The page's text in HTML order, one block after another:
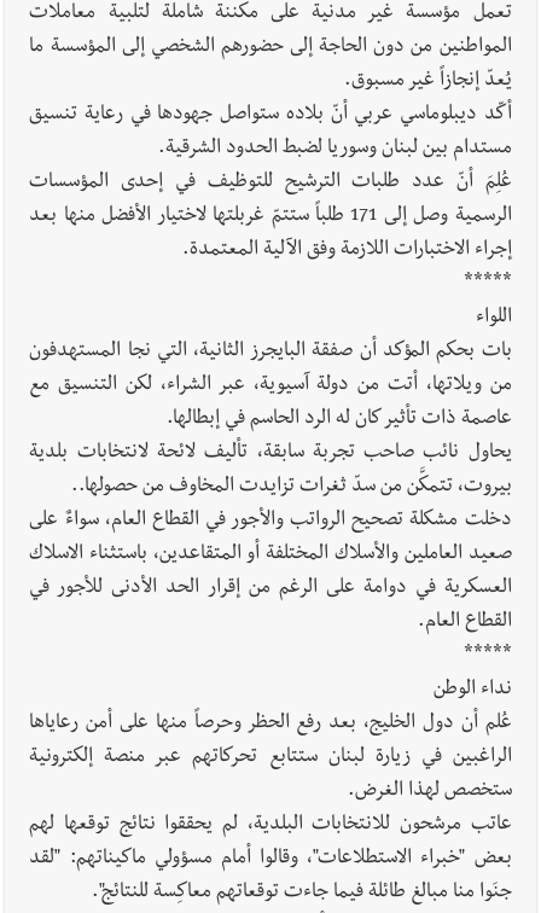
تعمل مؤسسة غير مدنية على مكننة شاملة لتلبية معاملات
المواطنين من دون الحاجة إلى حضورهم الشخصي إلى المؤسسة ما
يُعدّ إنجازاً غير مسبوق.
أكّد ديبلوماسي عربي أنّ بلاده ستواصل جهودها في رعاية تنسيق
مستدام بين لبنان وسوريا لضبط الحدود الشرقية.
عُلِمَ أنّ عدد طلبات الترشيح للتوظيف في إحدى المؤسسات
الرسمية وصل إلى 171 طلباً ستتمّ غربلتها لاختيار الأفضل منها بعد
إجراء الاختبارات اللازمة وفق الآلية المعتمدة.
*****
اللواء
بات بحكم المؤكد أن صفقة البايجرز الثانية، التي نجا المستهدفون
من ويلاتها، أتت من دولة آسيوية، عبر الشراء، لكن التنسيق مع
عاصمة ذات تأثير كان له الرد الحاسم في إبطالها.
يحاول نائب صاحب تجربة سابقة، تأليف لائحة لانتخابات بلدية
بيروت، تتمكَّن من سدّ ثغرات تزايدت المخاوف من حصولها..
دخلت مشكلة تصحيح الرواتب والأجور في القطاع العام، سواءٌ على
صعيد العاملين والأسلاك المختلفة أو المتقاعدين، باستثناء الاسلاك
العسكرية في دوامة على الرغم من إقرار الحد الأدنى للأجور في
القطاع العام.
*****
نداء الوطن
عُلم أن دول الخليج، بعد رفع الحظر وحرصاً منها على أمن رعاياها
الراغبين في زيارة لبنان ستتابع تحركاتهم عبر منصة إلكترونية
ستخصص لهذا الغرض.
عاتب مرشحون للانتخابات البلدية، لم يحققوا نتائج توقعها لهم
بعض "خبراء الاستطلاعات"، وقالوا أمام مسؤولي ماكيناتهم: "لقد
جنَوا منا مبالغ طائلة فيما جاءت توقعاتهم معاكِسة للنتائج".